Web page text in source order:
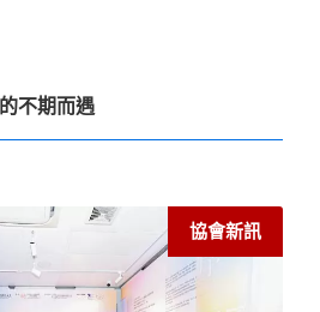
不期而遇
協會新訊